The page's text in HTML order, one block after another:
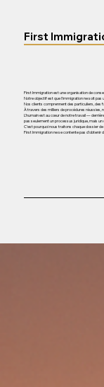
First
First Immigration est une organisation de
Notre objectif est que l'immigration ne soit pas
Nos clients comprennent des particuliers, des
À travers des milliers de procédures réussies,
L'humain est au cœur de notre travail —
pas seulement un processus juridique, mais
C'est pourquoi nous traitons chaque dossier
First Immigration ne se contente pas d'obtenir